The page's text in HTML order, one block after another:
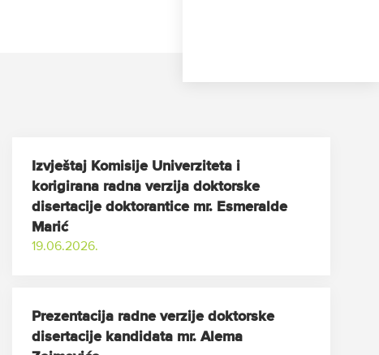
Izvještaj Komisije Univerziteta i
korigirana radna verzija doktorske
disertacije doktorantice mr. Esmeralde
Marić
19.06.2026.
Prezentacija radne verzije doktorske
disertacije kandidata mr. Alema